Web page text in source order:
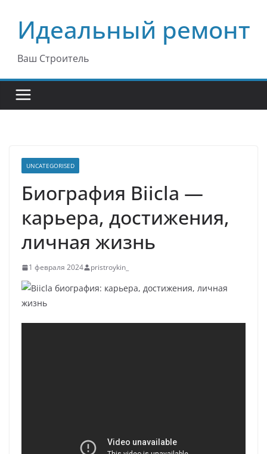
содержимому
Идеальный ремонт
Ваш Строитель
UNCATEGORISED
Биография Biicla —
карьера, достижения,
личная жизнь
1 февраля 2024 pristroykin_